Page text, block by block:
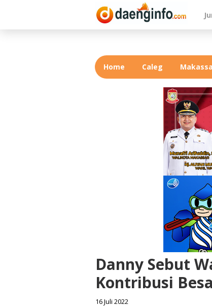
Home Caleg
Danny Sebut
Kontribusi
16 Juli 2022